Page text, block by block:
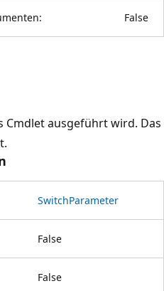
False
Cmdlet ausgeführt wird. Das
SwitchParameter
False
False